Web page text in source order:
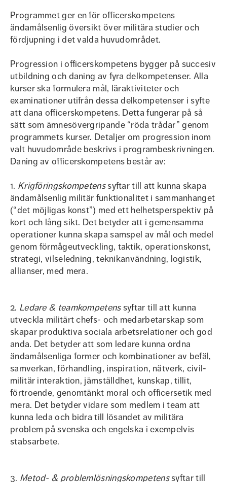
Programmet ger en för officerskompetens
ändamålsenlig översikt över militära studier och
fördjupning i det valda huvudområdet.
Progression i officerskompetens bygger på succesiv
utbildning och daning av fyra delkompetenser. Alla
kurser ska formulera mål, läraktiviteter och
examinationer utifrån dessa delkompetenser i syfte
att dana officerskompetens. Detta fungerar på så
sätt som ämnesövergripande “röda trådar” genom
programmets kurser. Detaljer om progression inom
valt huvudområde beskrivs i programbeskrivningen.
Daning av officerskompetens består av:
1. Krigföringskompetenssyftar till att kunna skapa
ändamålsenlig militär funktionalitet i sammanhanget
(“det möjligas konst”) med ett helhetsperspektiv på
kort och lång sikt. Det betyder att i gemensamma
operationer kunna skapa samspel av mål och medel
genom förmågeutveckling, taktik, operationskonst,
strategi, vilseledning, teknikanvändning, logistik,
allianser, med mera.
2. Ledare & teamkompetenssyftar till att kunna
utveckla militärt chefs- och medarbetarskap som
skapar produktiva sociala arbetsrelationer och god
anda. Det betyder att som ledare kunna ordna
ändamålsenliga former och kombinationer av befäl,
samverkan, förhandling, inspiration, nätverk, civil-
militär interaktion, jämställdhet, kunskap, tillit,
förtroende, genomtänkt moral och officersetik med
mera. Det betyder vidare som medlem i team att
kunna leda och bidra till lösandet av militära
problem på svenska och engelska i exempelvis
stabsarbete.
3. Metod- & problemlösningskompetenssyftar till